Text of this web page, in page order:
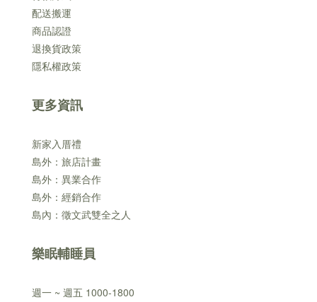
配送搬運
商品認證
退換貨政策
隱私權政策
更多資訊
新家入厝禮
島外：旅店計畫
島外：異業合作
島外：經銷合作
島內：徵文武雙全之人
樂眠輔睡員
週一 ~ 週五 1000-1800